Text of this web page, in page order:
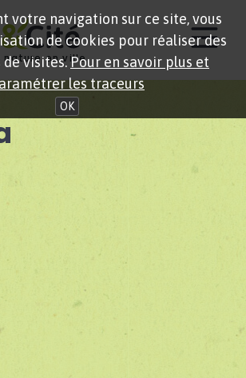
votre navigation sur ce site, vous
de cookies pour réaliser des
visites.Pour en savoir plus et
les traceurs
OK
nature en ville